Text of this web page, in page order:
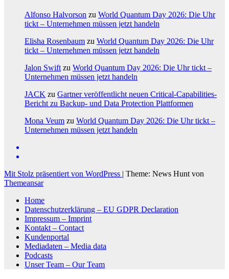
Alfonso Halvorson zu World Quantum Day 2026: Die Uhr
tickt – Unternehmen müssen jetzt handeln
Elisha Rosenbaum zu World Quantum Day 2026: Die Uhr
tickt – Unternehmen müssen jetzt handeln
Jalon Swift zu World Quantum Day 2026: Die Uhr tickt –
Unternehmen müssen jetzt handeln
JACK zu Gartner veröffentlicht neuen Critical-Capabilities-
Bericht zu Backup- und Data Protection Plattformen
Mona Veum zu World Quantum Day 2026: Die Uhr tickt –
Unternehmen müssen jetzt handeln
Mit Stolz präsentiert von WordPress | Theme: News Hunt von
Themeansar
Home
Datenschutzerklärung – EU GDPR Declaration
Impressum – Imprint
Kontakt – Contact
Kundenportal
Mediadaten – Media data
Podcasts
Unser Team – Our Team